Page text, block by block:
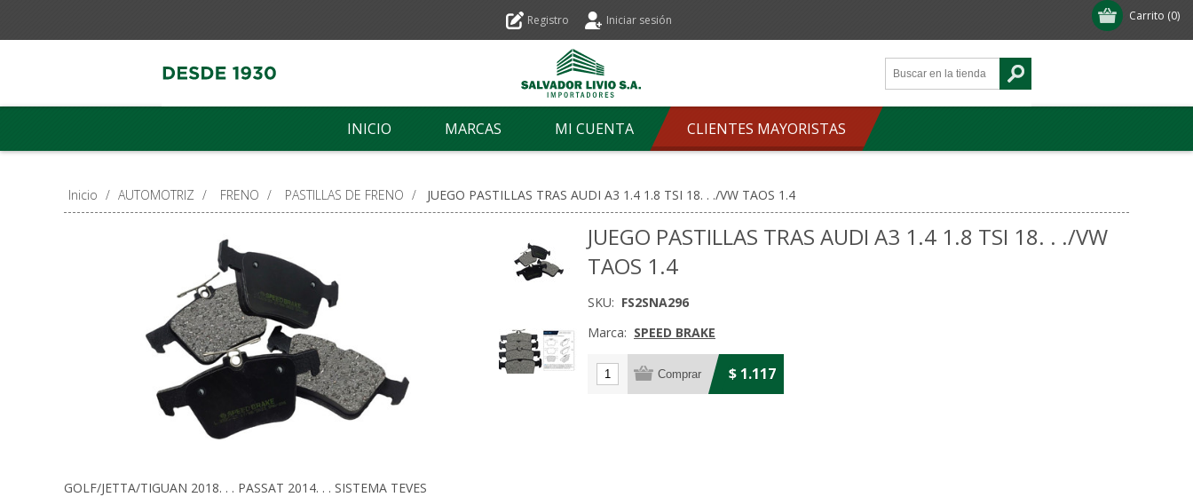
Carrito (0)
Registro Iniciar sesión
INICIO MARCAS MI CUENTA CLIENTES MAYORISTAS
Inicio / AUTOMOTRIZ / FRENO / PASTILLAS DE FRENO / JUEGO PASTILLAS TRAS AUDI A3 1.4 1.8 TSI 18. . ./VW TAOS 1.4
JUEGO PASTILLAS TRAS AUDI A3 1.4 1.8 TSI 18. . ./VW
TAOS 1.4
SKU: FS2SNA296
Marca: SPEED BRAKE
$ 1.117
GOLF/JETTA/TIGUAN 2018. . . PASSAT 2014. . . SISTEMA TEVES